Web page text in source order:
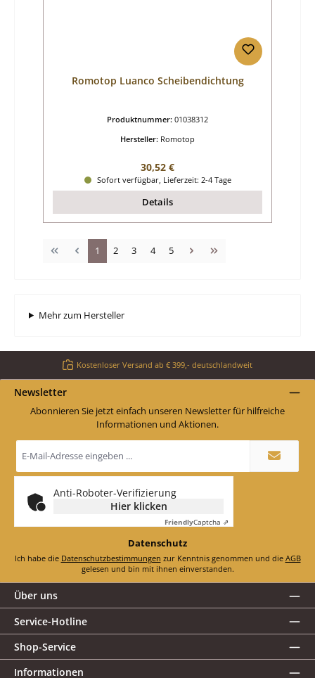
Romotop Luanco Scheibendichtung
Produktnummer: 01038312
Hersteller: Romotop
Regulärer Preis:
30,52 €
Sofort verfügbar, Lieferzeit: 2-4 Tage
Details
Seite
1 Seite
2 Seite
3 Seite
4 Seite
5
Mehr zum Hersteller
Kostenloser Versand ab € 399,- deutschlandweit
Newsletter
Abonnieren Sie jetzt einfach unseren Newsletter für hilfreiche
Informationen und Aktionen.
Mail-
*
Anti-Roboter-Verifizierung
Hier klicken
FriendlyCaptcha ⇗
Datenschutz
Ich habe die Datenschutzbestimmungen zur Kenntnis genommen und die AGB
gelesen und bin mit ihnen einverstanden.
Über uns
Service-Hotline
Shop-Service
Informationen